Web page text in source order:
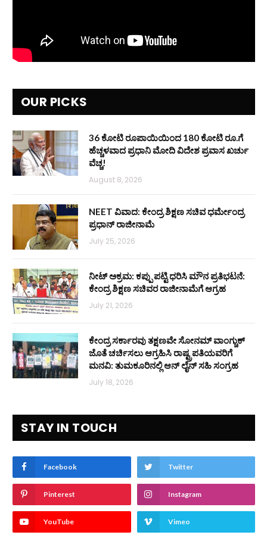
OUR PICKS
36 ಕೋಟಿ ರೂಪಾಯಿಯಿಂದ 180 ಕೋಟಿ ರೂ.ಗೆ
ಹೆಚ್ಚಳವಾದ ಪ್ರಧಾನಿ ಮೋದಿ ವಿದೇಶ ಪ್ರವಾಸ ಖರ್ಚು
ವೆಚ್ಚ!
August 8, 2026
NEET ವಿವಾದ: ಕೇಂದ್ರ ಶಿಕ್ಷಣ ಸಚಿವ ಧರ್ಮೇಂದ್ರ
ಪ್ರಧಾನ್ ರಾಜೀನಾಮೆ
July 25, 2026
ನೀಟ್ ಅಕ್ರಮ: ಕಪ್ಪು ಪಟ್ಟಿ ಧರಿಸಿ ಮೌನ ಪ್ರತಿಭಟನೆ:
ಕೇಂದ್ರ ಶಿಕ್ಷಣ ಸಚಿವರ ರಾಜೀನಾಮೆಗೆ ಆಗ್ರಹ
July 21, 2026
ಕೇಂದ್ರ ಸರ್ಕಾರವು ತಕ್ಷಣವೇ ಸೋನಮ್ ವಾಂಗ್ಚುಕ್
ಜೊತೆ ಚರ್ಚಿಸಲು ಆಗ್ರಹಿಸಿ ರಾಷ್ಟ್ರಪತಿಯವರಿಗೆ
ಮನವಿ: ತುಮಕೂರಿನಲ್ಲಿ ಆನ್‌ ಲೈನ್ ಸಹಿ ಸಂಗ್ರಹ
July 18, 2026
STAY IN TOUCH
Facebook Twitter
Pinterest Instagram
YouTube Vimeo